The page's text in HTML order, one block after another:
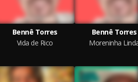
Bennê Torres
Vida de Rico
Bennê Torres
Moreninha